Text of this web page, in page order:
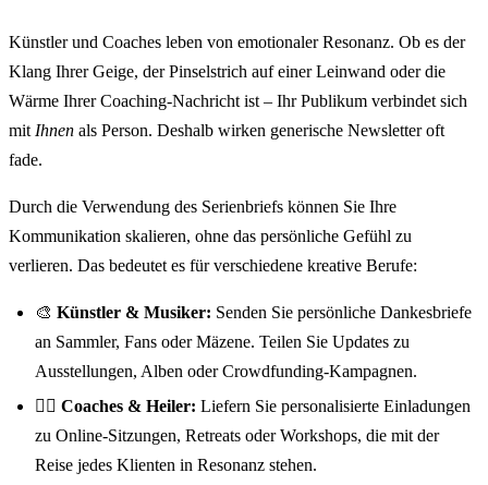
Künstler und Coaches leben von emotionaler Resonanz. Ob es der
Klang Ihrer Geige, der Pinselstrich auf einer Leinwand oder die
Wärme Ihrer Coaching-Nachricht ist – Ihr Publikum verbindet sich
mit Ihnen als Person. Deshalb wirken generische Newsletter oft
fade.
Durch die Verwendung des Serienbriefs können Sie Ihre
Kommunikation skalieren, ohne das persönliche Gefühl zu
verlieren. Das bedeutet es für verschiedene kreative Berufe:
🎨 Künstler & Musiker: Senden Sie persönliche Dankesbriefe
an Sammler, Fans oder Mäzene. Teilen Sie Updates zu
Ausstellungen, Alben oder Crowdfunding-Kampagnen.
🧘‍♀️ Coaches & Heiler: Liefern Sie personalisierte Einladungen
zu Online-Sitzungen, Retreats oder Workshops, die mit der
Reise jedes Klienten in Resonanz stehen.